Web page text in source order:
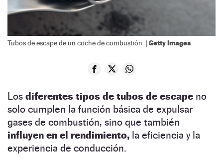
Tubos de escape de un coche de combustión. | Getty Images
Los diferentes tipos de tubos de escape no
solo cumplen la función básica de expulsar
gases de combustión, sino que también
influyen en el rendimiento, la eficiencia y la
experiencia de conducción.